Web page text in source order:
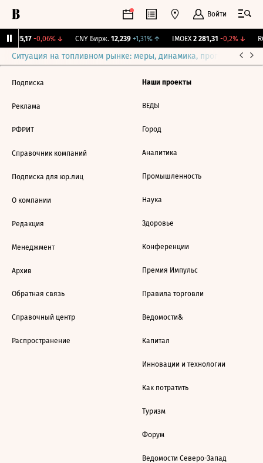
Войти
115,17 -0,06%↓ CNY Бирж. 12,239 +1,31%↑ IMOEX 2 281,31 -0,2%↓
Ситуация на топливном рынке: меры, динамика, прогнозы
Подписка
Реклама
РФРИТ
Справочник компаний
Подписка для юр.лиц
О компании
Редакция
Менеджмент
Архив
Обратная связь
Справочный центр
Распространение
Наши проекты
ВЕДЫ
Город
Аналитика
Промышленность
Наука
Здоровье
Конференции
Премия Импульс
Правила торговли
Ведомости&
Капитал
Инновации и технологии
Как потратить
Туризм
Форум
Ведомости Северо-Запад